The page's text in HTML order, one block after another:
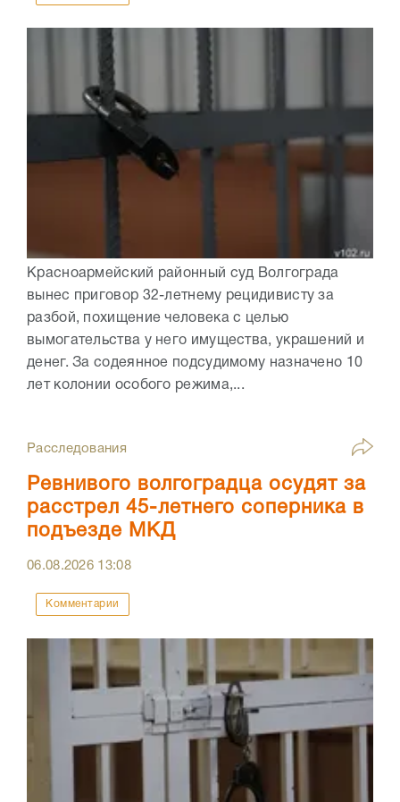
Красноармейский районный суд Волгограда
вынес приговор 32-летнему рецидивисту за
разбой, похищение человека с целью
вымогательства у него имущества, украшений и
денег. За содеянное подсудимому назначено 10
лет колонии особого режима,...
Расследования
Ревнивого волгоградца осудят за
расстрел 45-летнего соперника в
подъезде МКД
06.08.2026 13:08
Комментарии